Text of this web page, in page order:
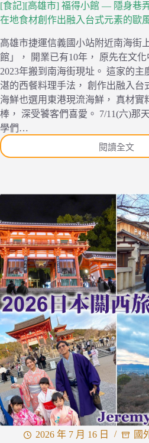
[食記][高雄市] 福得小館 — 隱身巷
在地食材創作出融入台式元素的歐
高雄市捷運信義國小站附近南海街
館」， 開業已有10年， 原先在文化
2023年搬到南海街現址。 這家的主
湛的西餐料理手法， 創作出融入台
海鮮也選用東港現流海鮮， 真材實
棒， 深受饕客們喜愛。 7/11(六)那
學們…
閱讀全文
[食
市]
福
得
小
館
—
隱
身
巷
弄
內
的
餐
酒
館，
選
用
在
地
食
2026 年 7 月 16 日 國